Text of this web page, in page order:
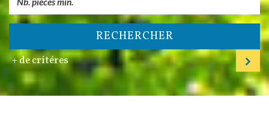
RECHERCHER
+ de critéres